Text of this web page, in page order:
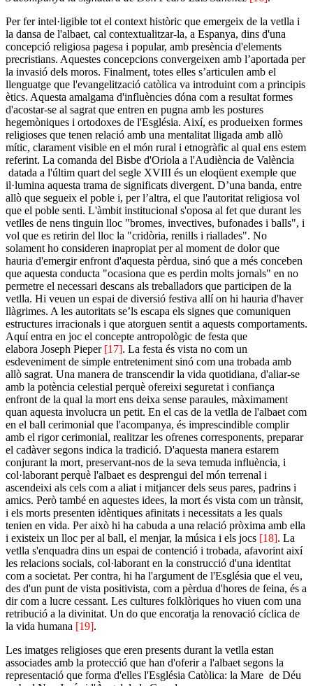
Per fer intel·ligible tot el context històric que emergeix de la vetlla i
la dansa de l'albaet, cal contextualitzar-la, a Espanya, dins d'una
concepció religiosa pagesa i popular, amb presència d'elements
precristians. Aquestes concepcions convergeixen amb l’aportada per
la invasió dels moros. Finalment, totes elles s’articulen amb el
llenguatge que l'evangelització catòlica va introduint com a principis
ètics. Aquesta amalgama d'influències dóna com a resultat formes
d'acostar-se al sagrat que entren en pugna amb les postures
hegemòniques i ortodoxes de l'Església. Així, es produeixen formes
religioses que tenen relació amb una mentalitat lligada amb allò
mític, clarament visible en el món rural i etnogràfic al qual ens estem
referint. La comanda del Bisbe d'Oriola a l'Audiència de València
datada a l'últim quart del segle XVIII és un eloqüent exemple que
il·lumina aquesta trama de significats divergent. D’una banda, entre
allò que segueix el poble i, per l’altra, el que l'autoritat religiosa vol
que el poble senti. L'àmbit institucional s'oposa al fet que durant les
vetlles de nens tinguin lloc "bromes, invectives, bufonades i balls", i
vol que es retirin del lloc la "cridòria, renills i riallades". No
solament ho consideren inapropiat per al moment de dolor que
hauria d'emergir enfront d'aquesta pèrdua, sinó que a més conceben
que aquesta conducta "ocasiona que es perdin molts jornals" en no
permetre el necessari descans als treballadors que participen de la
vetlla. Hi veuen un espai de diversió festiva allí on hi hauria d'haver
llàgrimes. A les autoritats se’ls escapa els signes que comuniquen
estructures irracionals i que atorguen sentit a aquests comportaments.
Aquí entra en joc el concepte antropològic de festa que
elabora Joseph Pieper [17]. La festa és vista no com un
esdeveniment de simple entreteniment sinó com una trobada amb
allò sagrat. Una manera de transcendir la vida quotidiana, d'aliar-se
amb la potència celestial perquè ofereixi seguretat i confiança
enfront de la qual la mort ens deixa sense paraules, màximament
quan aquesta involucra un petit. En el cas de la vetlla de l'albaet com
en el ball cerimonial que l'acompanya, és imprescindible complir
amb el rigor cerimonial, realitzar les ofrenes corresponents, preparar
el cadàver segons indica la tradició. D'aquesta manera estarem
conjurant la mort, preservant-nos de la seva temuda influència, i
col·laborant perquè l'albaet es desprengui del món terrenal i
ascendeixi als cels com a aliat i mitjancer dels seus pares, padrins i
amics. Però també en aquestes idees, la mort és vista com un trànsit,
i els morts presenten idèntiques afinitats i necessitats a les quals
tenien en vida. Per això hi ha cabuda a una relació pròxima amb ella
i existeix un lloc per al ball, el menjar, la música i els jocs [18]. La
vetlla s'enquadra dins un espai de contenció i trobada, afavorint així
les relacions socials, col·laborant en la construcció d'una identitat
com a societat. Per contra, hi ha l'argument de l'Església que el veu,
des d'un punt de vista positivista, com a pèrdua d'hores de feina, és a
dir com a lucre cessant. Les cultures folklòriques ho viuen com una
retribució a la divinitat. Un do que encoratja la renovació cíclica de
la vida humana [19].
Les imatges religioses que eren presents durant la vetlla estan
associades amb la protecció que han d'oferir a l'albaet segons la
representació que forma d'elles l'Església Catòlica: la Mare de Déu